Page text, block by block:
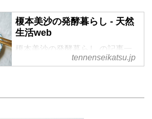
榎本美沙の発酵暮らし - 天然
生活web
榎本美沙の発酵暮らし の記事一
tennenseikatsu.jp